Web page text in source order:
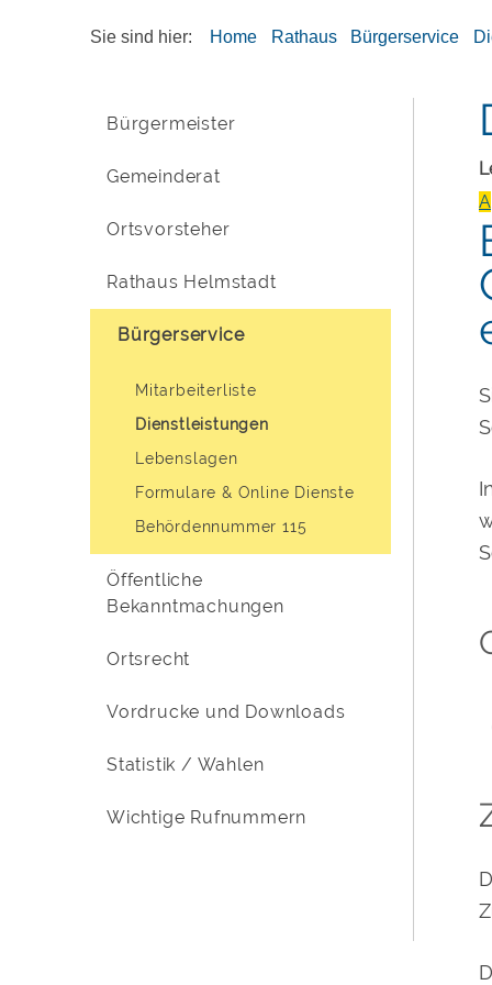
Sie sind hier: Home Rathaus Bürgerservice
Bürgermeister
Gemeinderat
Ortsvorsteher
Rathaus Helmstadt
Bürgerservice
Mitarbeiterliste
Dienstleistungen
Lebenslagen
Formulare & Online Dienste
Behördennummer 115
Öffentliche
Bekanntmachungen
Ortsrecht
Vordrucke und Downloads
Statistik / Wahlen
Wichtige Rufnummern
A